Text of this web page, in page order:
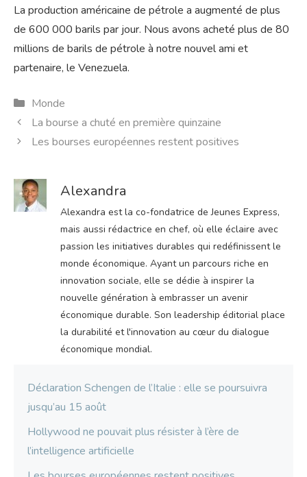
La production américaine de pétrole a augmenté de plus
de 600 000 barils par jour. Nous avons acheté plus de 80
millions de barils de pétrole à notre nouvel ami et
partenaire, le Venezuela.
Catégories
Monde
La bourse a chuté en première quinzaine
Les bourses européennes restent positives
Alexandra
Alexandra est la co-fondatrice de Jeunes Express,
mais aussi rédactrice en chef, où elle éclaire avec
passion les initiatives durables qui redéfinissent le
monde économique. Ayant un parcours riche en
innovation sociale, elle se dédie à inspirer la
nouvelle génération à embrasser un avenir
économique durable. Son leadership éditorial place
la durabilité et l'innovation au cœur du dialogue
économique mondial.
Déclaration Schengen de l’Italie : elle se poursuivra
jusqu’au 15 août
Hollywood ne pouvait plus résister à l’ère de
l’intelligence artificielle